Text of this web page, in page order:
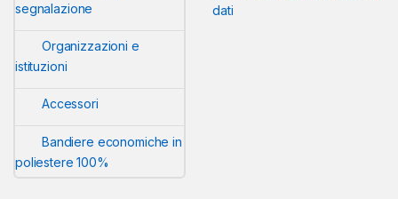
segnalazione
Organizzazioni e
istituzioni
Accessori
Bandiere economiche in
poliestere 100%
dati